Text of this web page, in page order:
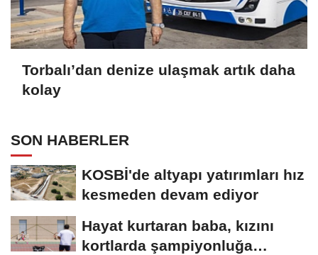
Torbalı’dan denize ulaşmak artık daha
kolay
SON HABERLER
KOSBİ'de altyapı yatırımları hız
kesmeden devam ediyor
Hayat kurtaran baba, kızını
kortlarda şampiyonluğa